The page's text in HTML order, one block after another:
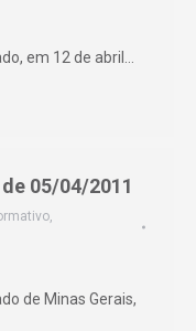
em 12 de abril…
05/04/2011
,
de Minas Gerais,